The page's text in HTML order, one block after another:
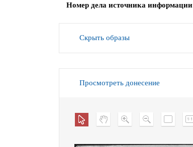
Номер дела источника информации
Скрыть образы
Просмотреть донесение